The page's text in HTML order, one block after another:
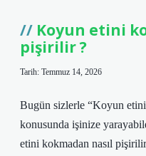
Koyun etini
pişirilir ?
Tarih: Temmuz 14, 2026
Bugün sizlerle “Koyun
konusunda işinize
etini kokmadan nasıl